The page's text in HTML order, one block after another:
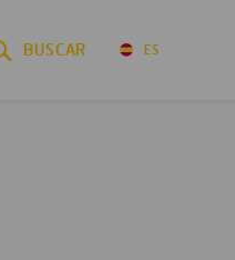
BUSCAR ES